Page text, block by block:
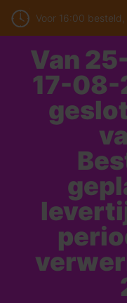
Voor 16:00
Van
17-08-